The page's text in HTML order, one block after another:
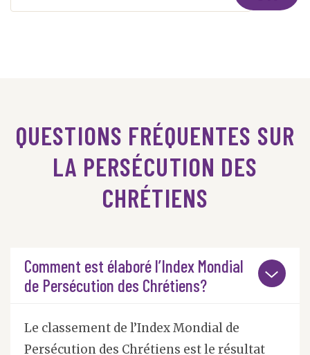
QUESTIONS FRÉQUENTES SUR
LA PERSÉCUTION DES
CHRÉTIENS
Comment est élaboré l’Index Mondial
de Persécution des Chrétiens?
Le classement de l’Index Mondial de
Persécution des Chrétiens est le résultat